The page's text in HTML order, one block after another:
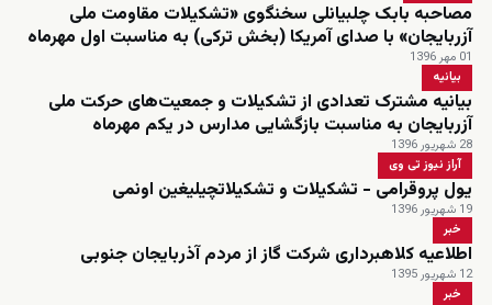
مصاحبه بابک چلبیانلی سخنگوی «تشکیلات مقاومت ملی
آزربایجان» با صدای آمریکا (بخش ترکی) به مناسبت اول مهرماه
01 مهر 1396
بیانیه
بیانیه مشترک تعدادی از تشکیلات و جمعیت‌های حرکت ملی
آزربایجان به مناسبت بازگشایی مدارس در یکم مهرماه
28 شهریور 1396
آراز نیوز تی وی
یول پروقرامی - تشکیلات و تشکیلاتچیلیغین اونمی
19 شهریور 1396
خبر
اطلاعیه کلاهبرداری شرکت گاز از مردم آذربایجان جنوبی
12 شهریور 1395
خبر